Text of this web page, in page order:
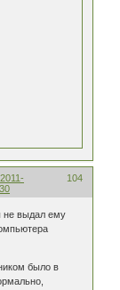
104
2011-
не выдал ему
было в